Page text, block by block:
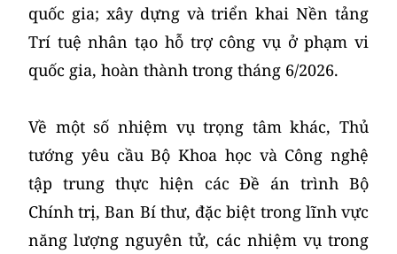
quốc gia; xây dựng và triển khai Nền tảng
Trí tuệ nhân tạo hỗ trợ công vụ ở phạm vi
quốc gia, hoàn thành trong tháng 6/2026.
Về một số nhiệm vụ trọng tâm khác, Thủ
tướng yêu cầu Bộ Khoa học và Công nghệ
tập trung thực hiện các Đề án trình Bộ
Chính trị, Ban Bí thư, đặc biệt trong lĩnh vực
năng lượng nguyên tử, các nhiệm vụ trong